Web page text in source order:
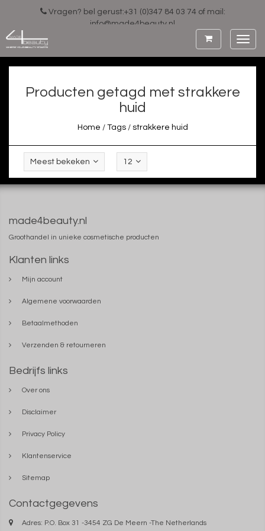
Vragen? bel gerust:+31 (0)347 84 03 74 of mail:
info@made4beauty.nl
Producten getagd met strakkere
huid
Home / Tags/ strakkere huid
Meest bekeken 12
made4beauty.nl
Groothandel in unieke cosmetische producten
Klanten links
Mijn account
Algemene voorwaarden
Betaalmethoden
Verzenden & retourneren
Bedrijfs links
Over ons
Disclaimer
Privacy Policy
Klantenservice
Sitemap
Contactgegevens
Adres: P.O. Box 31 -3454 ZG De Meern -The Netherlands